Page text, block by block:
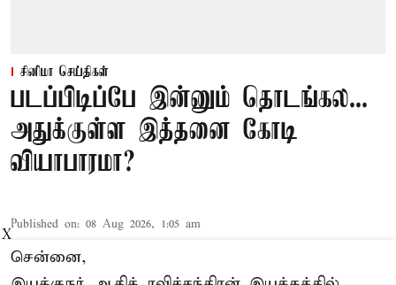
சினிமா செய்திகள்
படப்பிடிப்பே இன்னும் தொடங்கல...
அதுக்குள்ள இத்தனை கோடி
வியாபாரமா?
Published on: 08 Aug 2026, 1:05 am
சென்னை,
X